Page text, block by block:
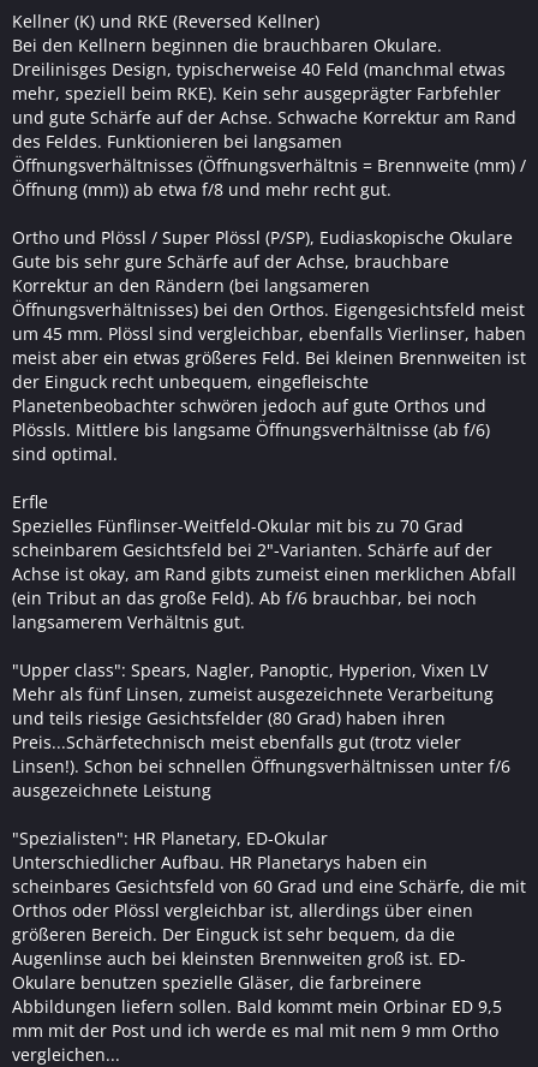
Kellner (K) und RKE (Reversed Kellner)
Bei den Kellnern beginnen die brauchbaren Okulare.
Dreilinisges Design, typischerweise 40 Feld (manchmal etwas
mehr, speziell beim RKE). Kein sehr ausgeprägter Farbfehler
und gute Schärfe auf der Achse. Schwache Korrektur am Rand
des Feldes. Funktionieren bei langsamen
Öffnungsverhältnisses (Öffnungsverhältnis = Brennweite (mm) /
Öffnung (mm)) ab etwa f/8 und mehr recht gut.
Ortho und Plössl / Super Plössl (P/SP), Eudiaskopische Okulare
Gute bis sehr gure Schärfe auf der Achse, brauchbare
Korrektur an den Rändern (bei langsameren
Öffnungsverhältnisses) bei den Orthos. Eigengesichtsfeld meist
um 45 mm. Plössl sind vergleichbar, ebenfalls Vierlinser, haben
meist aber ein etwas größeres Feld. Bei kleinen Brennweiten ist
der Einguck recht unbequem, eingefleischte
Planetenbeobachter schwören jedoch auf gute Orthos und
Plössls. Mittlere bis langsame Öffnungsverhältnisse (ab f/6)
sind optimal.
Erfle
Spezielles Fünflinser-Weitfeld-Okular mit bis zu 70 Grad
scheinbarem Gesichtsfeld bei 2"-Varianten. Schärfe auf der
Achse ist okay, am Rand gibts zumeist einen merklichen Abfall
(ein Tribut an das große Feld). Ab f/6 brauchbar, bei noch
langsamerem Verhältnis gut.
"Upper class": Spears, Nagler, Panoptic, Hyperion, Vixen LV
Mehr als fünf Linsen, zumeist ausgezeichnete Verarbeitung
und teils riesige Gesichtsfelder (80 Grad) haben ihren
Preis...Schärfetechnisch meist ebenfalls gut (trotz vieler
Linsen!). Schon bei schnellen Öffnungsverhältnissen unter f/6
ausgezeichnete Leistung
"Spezialisten": HR Planetary, ED-Okular
Unterschiedlicher Aufbau. HR Planetarys haben ein
scheinbares Gesichtsfeld von 60 Grad und eine Schärfe, die mit
Orthos oder Plössl vergleichbar ist, allerdings über einen
größeren Bereich. Der Einguck ist sehr bequem, da die
Augenlinse auch bei kleinsten Brennweiten groß ist. ED-
Okulare benutzen spezielle Gläser, die farbreinere
Abbildungen liefern sollen. Bald kommt mein Orbinar ED 9,5
mm mit der Post und ich werde es mal mit nem 9 mm Ortho
vergleichen...